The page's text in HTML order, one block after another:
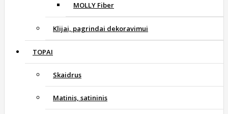
MOLLY Fiber
Klijai, pagrindai dekoravimui
TOPAI
Skaidrus
Matinis, satininis